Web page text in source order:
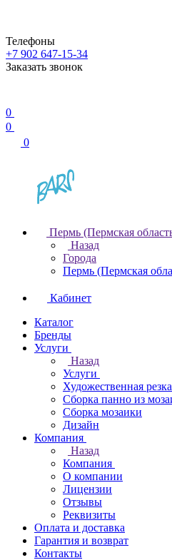
Телефоны
+7 902 647-15-34
Заказать звонок
0
0
0
Пермь (Пермская
Назад
Города
Пермь (Пермская
Кабинет
Каталог
Бренды
Услуги
Назад
Услуги
Художественная
Сборка панно из
Сборка мозаики
Дизайн
Компания
Назад
Компания
О компании
Лицензии
Отзывы
Реквизиты
Оплата и доставка
Гарантия и возврат
Контакты